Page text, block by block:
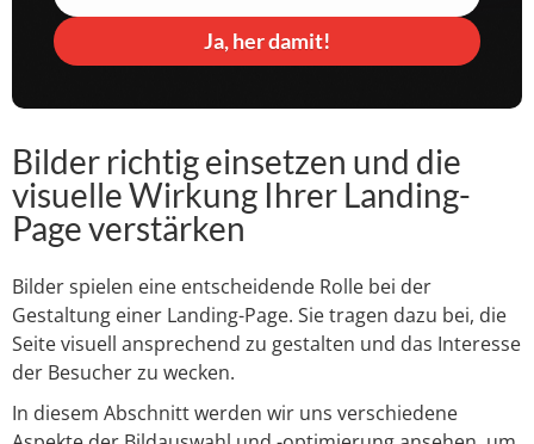
Ja, her damit!
Bilder richtig einsetzen und die
visuelle Wirkung Ihrer Landing-
Page verstärken
Bilder spielen eine entscheidende Rolle bei der
Gestaltung einer Landing-Page. Sie tragen dazu bei, die
Seite visuell ansprechend zu gestalten und das Interesse
der Besucher zu wecken.
In diesem Abschnitt werden wir uns verschiedene